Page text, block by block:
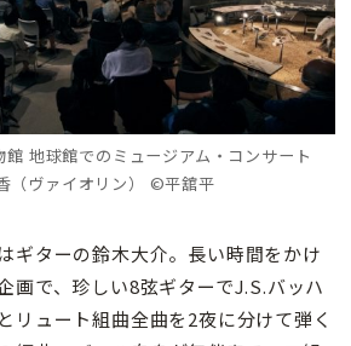
地球館でのミュージアム・コンサート
（ヴァイオリン） ©平舘平
ギターの鈴木大介。長い時間をかけ
画で、珍しい8弦ギターでJ.S.バッハ
リュート組曲全曲を2夜に分けて弾く